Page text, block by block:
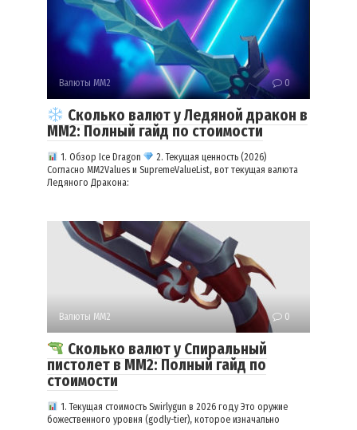
Валюты ММ2 0
Сколько валют у Ледяной дракон в
ММ2: Полный гайд по стоимости
1. Обзор Ice Dragon
2. Текущая ценность (2026)
Согласно MM2Values и SupremeValueList, вот текущая валюта
Ледяного Дракона:
Валюты ММ2 0
Сколько валют у Спиральный
пистолет в ММ2: Полный гайд по
стоимости
1. Текущая стоимость Swirlygun в 2026 году Это оружие
божественного уровня (godly-tier), которое изначально